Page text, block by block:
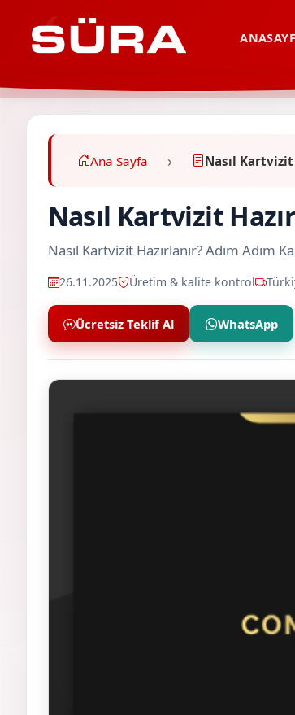
Ana Sayfa Nasıl
Nasıl Kartvizit
Nasıl Kartvizit Hazırlanır? Adım Adım
26.11.2025 Üretim & kalite kontrol
Ücretsiz Teklif Al WhatsApp